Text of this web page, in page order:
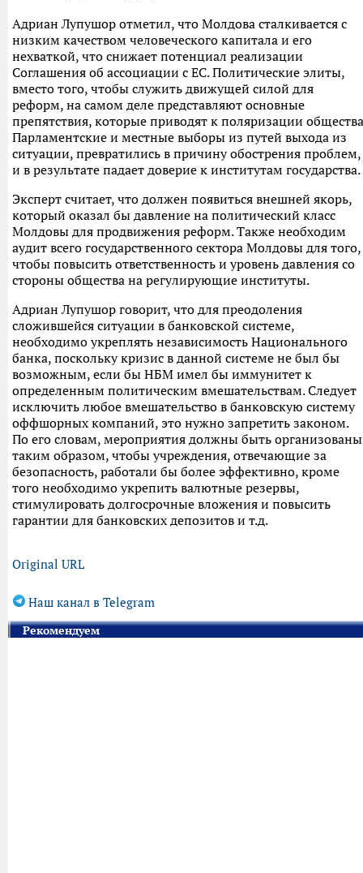
Адриан Лупушор отметил, что Молдова сталкивается с
низким качеством человеческого капитала и его
нехваткой, что снижает потенциал реализации
Соглашения об ассоциации с ЕС. Политические элиты,
вместо того, чтобы служить движущей силой для
реформ, на самом деле представляют основные
препятствия, которые приводят к поляризации
Парламентские и местные выборы из путей выхода из
ситуации, превратились в причину обострения проблем,
и в результате падает доверие к институтам государства.
Эксперт считает, что должен появиться внешней якорь,
который оказал бы давление на политический класс
Молдовы для продвижения реформ. Также необходим
аудит всего государственного сектора Молдовы для того,
чтобы повысить ответственность и уровень давления со
стороны общества на регулирующие институты.
Адриан Лупушор говорит, что для преодоления
сложившейся ситуации в банковской системе,
необходимо укреплять независимость Национального
банка, поскольку кризис в данной системе не был бы
возможным, если бы НБМ имел бы иммунитет к
определенным политическим вмешательствам. Следует
исключить любое вмешательство в банковскую систему
оффшорных компаний, это нужно запретить законом.
По его словам, мероприятия должны быть организованы
таким образом, чтобы учреждения, отвечающие за
безопасность, работали бы более эффективно, кроме
того необходимо укрепить валютные резервы,
стимулировать долгосрочные вложения и повысить
гарантии для банковских депозитов и т.д.
Original URL
Наш канал в Telegram
Рекомендуем